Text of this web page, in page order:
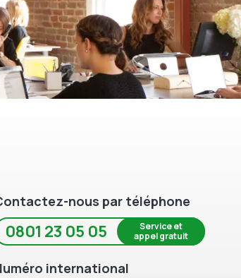
nous par téléphone
0801 23 05 05
Service et
appel gratuit
international